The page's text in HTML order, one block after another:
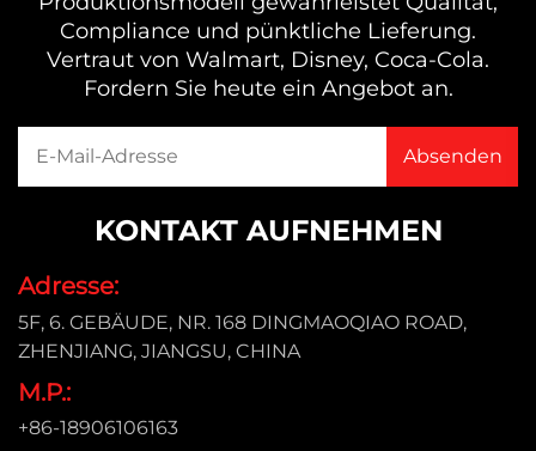
Compliance und pünktliche Lieferung.
Vertraut von Walmart, Disney, Coca-Cola.
Fordern Sie heute ein Angebot an.
KONTAKT AUFNEHMEN
Adresse:
5F, 6. GEBÄUDE, NR. 168 DINGMAOQIAO ROAD,
ZHENJIANG, JIANGSU, CHINA
M.P.:
+86-18906106163